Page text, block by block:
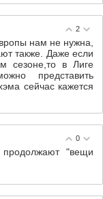
2
нам не нужна,
также. Даже если
сезоне,то в Лиге
представить
сейчас кажется
0
"вещи